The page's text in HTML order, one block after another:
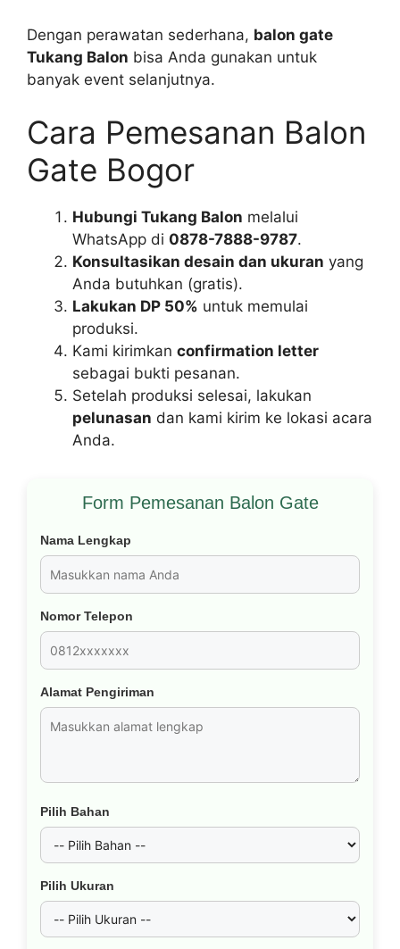
Dengan perawatan sederhana, balon gate
Tukang Balon bisa Anda gunakan untuk
banyak event selanjutnya.
Cara Pemesanan Balon
Gate Bogor
Hubungi Tukang Balon melalui
WhatsApp di 0878-7888-9787.
Konsultasikan desain dan ukuran yang
Anda butuhkan (gratis).
Lakukan DP 50% untuk memulai
produksi.
Kami kirimkan confirmation letter
sebagai bukti pesanan.
Setelah produksi selesai, lakukan
pelunasan dan kami kirim ke lokasi acara
Anda.
Form Pemesanan Balon Gate
Nama Lengkap
Nomor Telepon
Alamat Pengiriman
Pilih Bahan
Pilih Ukuran